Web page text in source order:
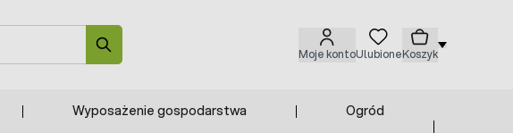
Moje kontoUlubioneKoszyk
Wyposażenie gospodarstwa Ogród